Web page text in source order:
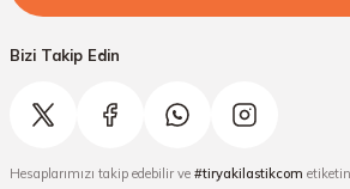
Bizi Takip Edin
Hesaplarımızı takip edebilir ve #tiryakilastikcom